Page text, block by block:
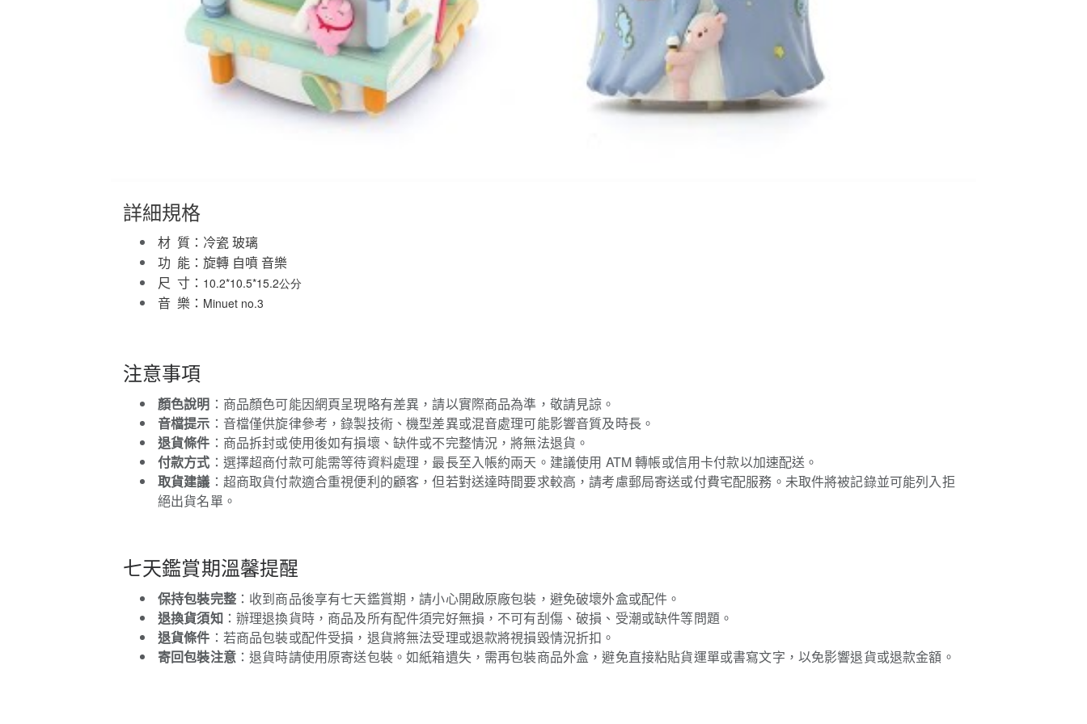
詳細規格
材 質：冷瓷 玻璃
功 能：旋轉 自噴 音樂
尺 寸： 10.2*10.5*15.2公分
音 樂： Minuet no.3
注意事項
顏色說明 ：商品顏色可能因網頁呈現略有差異，請以實際商品為準，敬請見諒。
音檔提示 ：音檔僅供旋律參考，錄製技術、機型差異或混音處理可能影響音質及時長。
退貨條件 ：商品拆封或使用後如有損壞、缺件或不完整情況，將無法退貨。
付款方式 ：選擇超商付款可能需等待資料處理，最長至入帳約兩天。建議使用 ATM 轉帳或信用卡付款以加速配送。
取貨建議 ：超商取貨付款適合重視便利的顧客，但若對送達時間要求較高，請考慮郵局寄送或付費宅配服務。未取件將被記錄並可能列入拒
絕出貨名單。
七天鑑賞期溫馨提醒
保持包裝完整：收到商品後享有七天鑑賞期，請小心開啟原廠包裝，避免破壞外盒或配件。
退換貨須知：辦理退換貨時，商品及所有配件須完好無損，不可有刮傷、破損、受潮或缺件等問題。
退貨條件 ：若商品包裝或配件受損，退貨將無法受理或退款將視損毀情況折扣。
寄回包裝注意：退貨時請使用原寄送包裝。如紙箱遺失，需再包裝商品外盒，避免直接粘貼貨運單或書寫文字，以免影響退貨或退款金額。